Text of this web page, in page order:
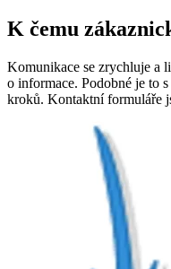
K čemu
Komunikace se zrychluje a
o informace. Podobné je to
kroků. Kontaktní formuláře